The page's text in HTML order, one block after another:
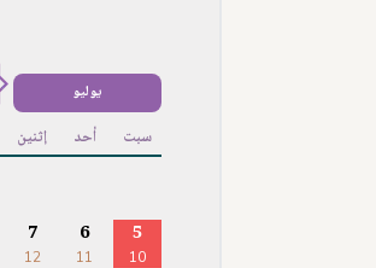
يوليو
سبت أحد إثنين
5
10
6
11
7
12